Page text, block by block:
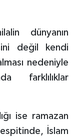
dünyanın
değil kendi
nedeniyle
farklılıklar
ise ramazan
İslam